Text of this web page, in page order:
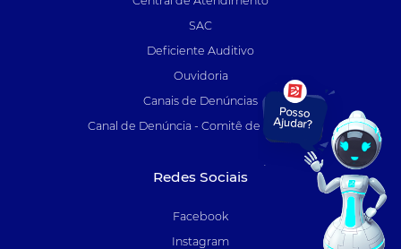
SAC
Deficiente Auditivo
Ouvidoria
Canais de Denúncias
Canal de Denúncia - Comitê de Auditoria
Redes Sociais
Facebook
Instagram